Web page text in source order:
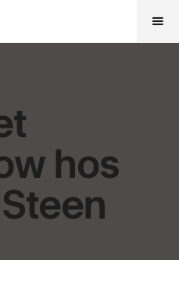
hos